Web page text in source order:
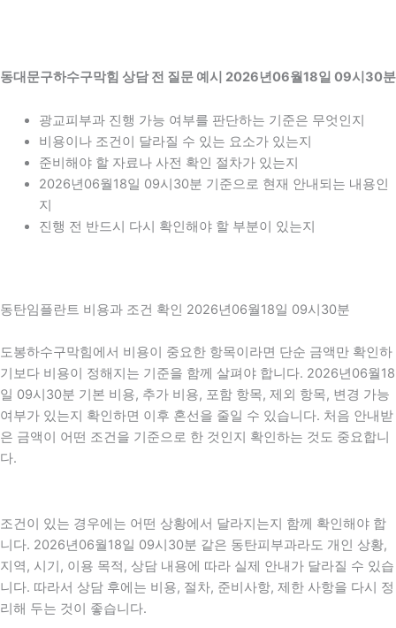
동대문구하수구막힘 상담 전 질문 예시 2026년06월18일 09시30분
광교피부과 진행 가능 여부를 판단하는 기준은 무엇인지
비용이나 조건이 달라질 수 있는 요소가 있는지
준비해야 할 자료나 사전 확인 절차가 있는지
2026년06월18일 09시30분 기준으로 현재 안내되는 내용인
지
진행 전 반드시 다시 확인해야 할 부분이 있는지
동탄임플란트 비용과 조건 확인 2026년06월18일 09시30분
도봉하수구막힘에서 비용이 중요한 항목이라면 단순 금액만 확인하
기보다 비용이 정해지는 기준을 함께 살펴야 합니다. 2026년06월18
일 09시30분 기본 비용, 추가 비용, 포함 항목, 제외 항목, 변경 가능
여부가 있는지 확인하면 이후 혼선을 줄일 수 있습니다. 처음 안내받
은 금액이 어떤 조건을 기준으로 한 것인지 확인하는 것도 중요합니
다.
조건이 있는 경우에는 어떤 상황에서 달라지는지 함께 확인해야 합
니다. 2026년06월18일 09시30분 같은 동탄피부과라도 개인 상황,
지역, 시기, 이용 목적, 상담 내용에 따라 실제 안내가 달라질 수 있습
니다. 따라서 상담 후에는 비용, 절차, 준비사항, 제한 사항을 다시 정
리해 두는 것이 좋습니다.